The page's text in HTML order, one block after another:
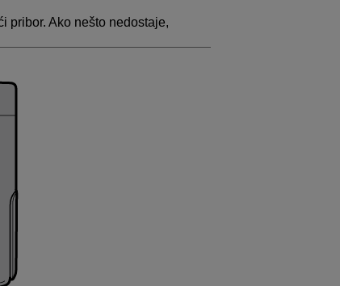
pribor. Ako nešto nedostaje,